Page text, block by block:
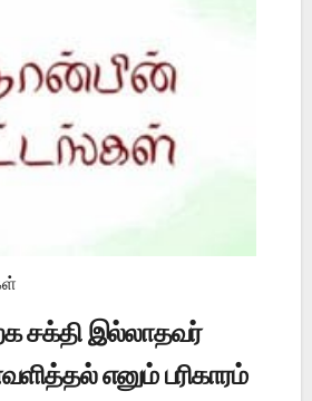
சக்தி இல்லாதவர்
எனும் பரிகாரம்